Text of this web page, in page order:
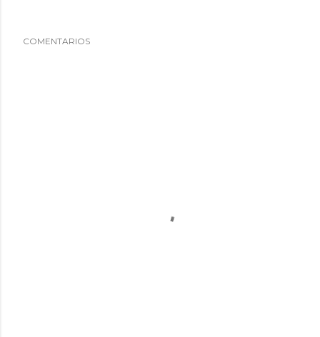
COMENTARIOS